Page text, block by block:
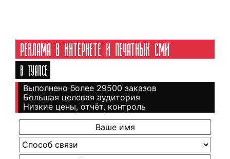
РЕКЛАМА В ИНТЕРНЕТЕ И ПЕЧАТНЫХ СМИ
В ТУАПСЕ
Выполнено более 29500 заказов
Большая целевая аудитория
Низкие цены, отчёт, контроль